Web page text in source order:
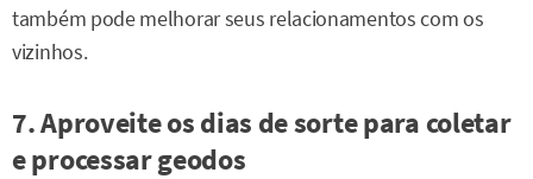
também pode melhorar seus relacionamentos com os
vizinhos.
7. Aproveite os dias de sorte para coletar
e processar geodos